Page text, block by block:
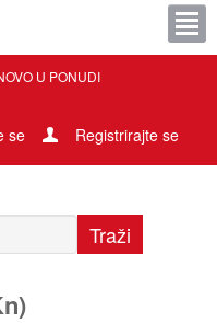
U PONUDI
se Registrirajte se